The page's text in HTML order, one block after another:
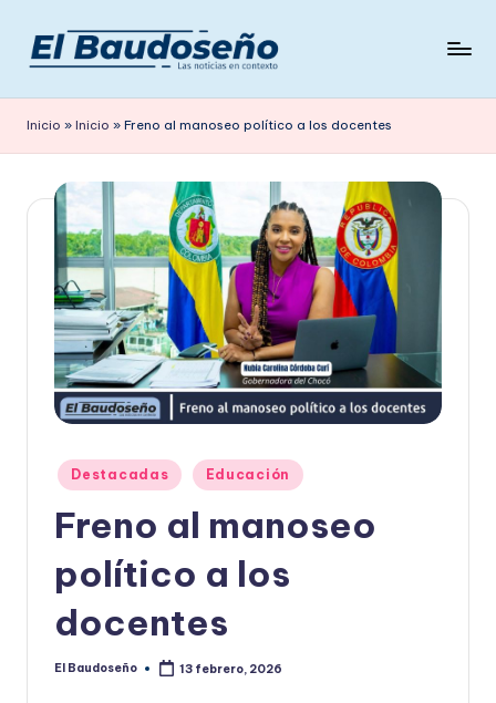
Saltar
contenido
e
ri
ó
en
Inicio » Inicio » Freno al manoseo político a los docentes
Publicado
en
Destacadas Educación
Freno al manoseo
político a los
docentes
Publicado
El Baudoseño 13 febrero, 2026